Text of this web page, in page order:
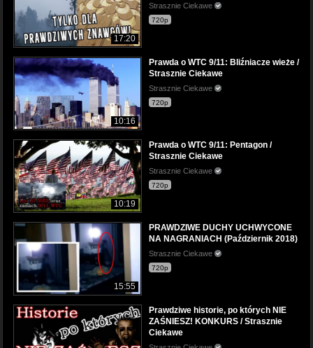
17:20
Strasznie Ciekawe
720p
10:16
Prawda o WTC 9/11: Bliźniacze wieże /
Strasznie Ciekawe
Strasznie Ciekawe
720p
10:19
Prawda o WTC 9/11: Pentagon /
Strasznie Ciekawe
Strasznie Ciekawe
720p
15:55
PRAWDZIWE DUCHY UCHWYCONE
NA NAGRANIACH (Październik 2018)
Strasznie Ciekawe
720p
Prawdziwe historie, po których NIE
ZAŚNIESZ! KONKURS / Strasznie
Ciekawe